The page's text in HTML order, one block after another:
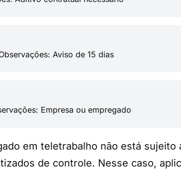
Aviso de 15 dias
Empresa ou empregado
em teletrabalho não está
de controle. Nesse caso,